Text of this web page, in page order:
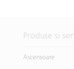
Produse si
Ascensoare